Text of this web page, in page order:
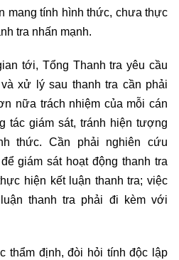
mang tính hình thức, chưa thực
tra nhấn mạnh.
tới, Tổng Thanh tra yêu cầu
xử lý sau thanh tra cần phải
nữa trách nhiệm của mỗi cán
tác giám sát, tránh hiện tượng
thức. Cần phải nghiên cứu
giám sát hoạt động thanh tra
hiện kết luận thanh tra; việc
thanh tra phải đi kèm với
thẩm định, đòi hỏi tính độc lập